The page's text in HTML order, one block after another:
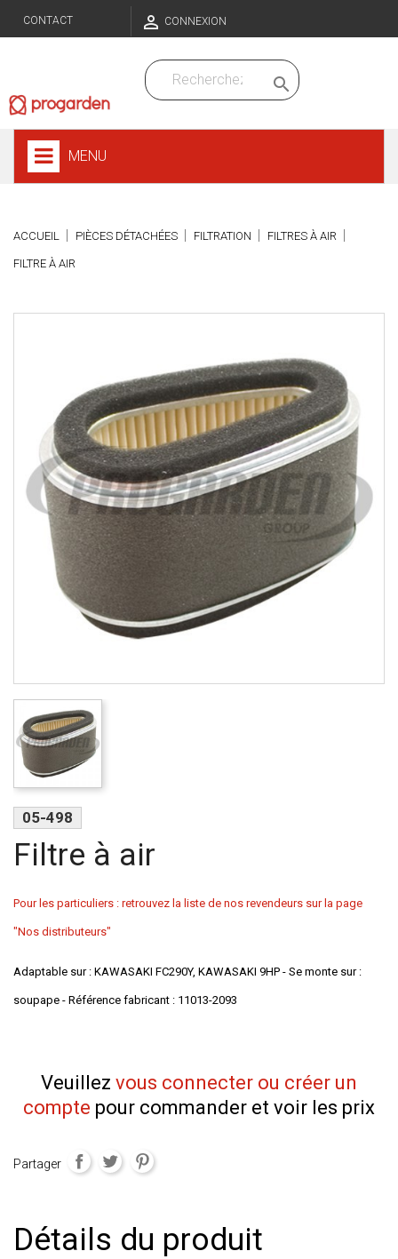
CONTACT  CONNEXION

MENU
ACCUEIL PIÈCES DÉTACHÉES FILTRATION FILTRES À AIR
FILTRE À AIR
05-498
Filtre à air
Pour les particuliers : retrouvez la liste de nos revendeurs sur la page
"Nos distributeurs"
Adaptable sur : KAWASAKI FC290Y, KAWASAKI 9HP - Se monte sur :
soupape - Référence fabricant : 11013-2093
Veuillez vous connecter ou créer un
compte pour commander et voir les prix
Partager
Détails du produit